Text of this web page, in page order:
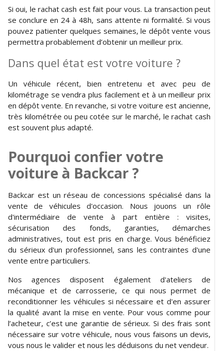
Si oui, le rachat cash est fait pour vous. La transaction peut
se conclure en 24 à 48h, sans attente ni formalité. Si vous
pouvez patienter quelques semaines, le dépôt vente vous
permettra probablement d’obtenir un meilleur prix.
Dans quel état est votre voiture ?
Un véhicule récent, bien entretenu et avec peu de
kilométrage se vendra plus facilement et à un meilleur prix
en dépôt vente. En revanche, si votre voiture est ancienne,
très kilométrée ou peu cotée sur le marché, le rachat cash
est souvent plus adapté.
Pourquoi confier votre
voiture à Backcar ?
Backcar est un réseau de concessions spécialisé dans la
vente de véhicules d'occasion. Nous jouons un rôle
d'intermédiaire de vente à part entière : visites,
sécurisation des fonds, garanties, démarches
administratives, tout est pris en charge. Vous bénéficiez
du sérieux d'un professionnel, sans les contraintes d'une
vente entre particuliers.
Nos agences disposent également d'ateliers de
mécanique et de carrosserie, ce qui nous permet de
reconditionner les véhicules si nécessaire et d'en assurer
la qualité avant la mise en vente. Pour vous comme pour
l’acheteur, c’est une garantie de sérieux. Si des frais sont
nécessaire sur votre véhicule, nous vous faisons un devis,
vous nous le valider et nous les déduisons du net vendeur.